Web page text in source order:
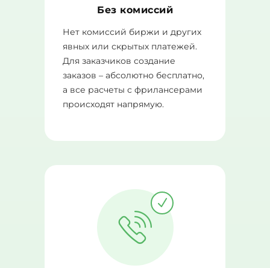
Без комиссий
Нет комиссий биржи и других
явных или скрытых платежей.
Для заказчиков создание
заказов – абсолютно бесплатно,
а все расчеты с фрилансерами
происходят напрямую.